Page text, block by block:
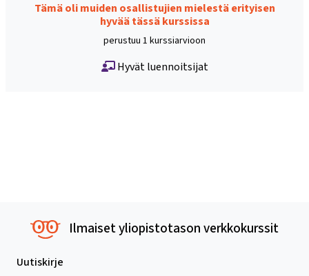
Tämä oli muiden osallistujien mielestä erityisen
hyvää tässä kurssissa
perustuu 1 kurssiarvioon
Hyvät luennoitsijat
Ilmaiset yliopistotason verkkokurssit
Uutiskirje